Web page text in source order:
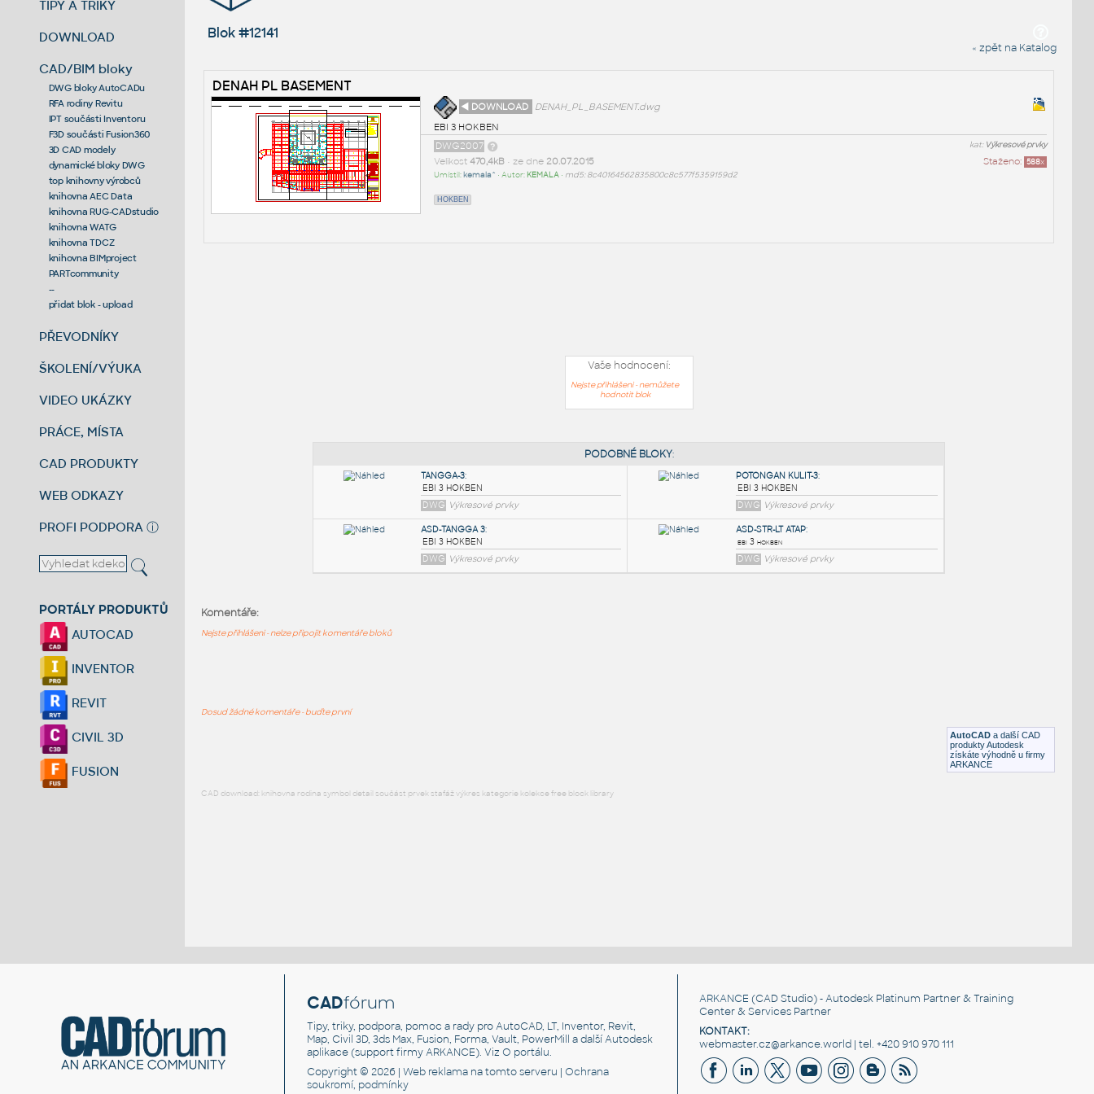
TIPY A TRIKY
DOWNLOAD
CAD/BIM bloky
DWG bloky AutoCADu
RFA rodiny Revitu
IPT součásti Inventoru
F3D součásti Fusion360
3D CAD modely
dynamické bloky DWG
top knihovny výrobců
knihovna AEC Data
knihovna RUG-CADstudio
knihovna WATG
knihovna TDCZ
knihovna BIMproject
PARTcommunity
--
přidat blok - upload
PŘEVODNÍKY
ŠKOLENÍ/VÝUKA
VIDEO UKÁZKY
PRÁCE, MÍSTA
CAD PRODUKTY
WEB ODKAZY
PROFI PODPORA ⓘ
PORTÁLY PRODUKTŮ
AUTOCAD
INVENTOR
REVIT
CIVIL 3D
FUSION
Blok #12141
« zpět na Katalog
DENAH PL BASEMENT
◄ DOWNLOAD
DENAH_PL_BASEMENT.dwg
EBI 3 HOKBEN
kat: Výkresové prvky
DWG2007
Staženo: 588x
Velikost 470,4kB• ze dne 20.07.2015
Umístil: kemala^ • Autor: KEMALA• md5: 8c40164562835800c8c577f5359159d2
HOKBEN
Vaše hodnocení:
Nejste přihlášeni - nemůžete
hodnotit blok
AutoCAD a další CAD
produkty Autodesk
získáte výhodně u firmy
ARKANCE
Komentáře:
Nejste přihlášeni - nelze připojit komentáře bloků
Dosud žádné komentáře - buďte první
CAD download: knihovna rodina symbol detail součást prvek stafáž výkres kategorie kolekce free block library
CADfórum
Tipy, triky, podpora, pomoc a rady pro AutoCAD, LT, Inventor, Revit,
Map, Civil 3D, 3ds Max, Fusion, Forma, Vault, PowerMill a další Autodesk
aplikace (support firmy ARKANCE). VizO portálu.
Copyright © 2026 |Web reklama na tomto serveru |Ochrana
soukromí, podmínky
ARKANCE (CAD Studio) - Autodesk Platinum Partner & Training
Center & Services Partner
KONTAKT:
webmaster.cz@arkance.world | tel. +420 910 970 111